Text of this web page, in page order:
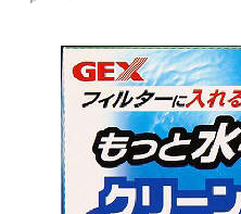
日用品（デイリー）
トリマーグッズ
お問い合わせ